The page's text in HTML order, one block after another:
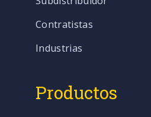
Contratistas
Industrias
Productos